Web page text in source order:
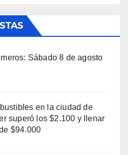
Sábado 8 de agosto
en la ciudad de
superó los $2.100 y llenar
$94.000